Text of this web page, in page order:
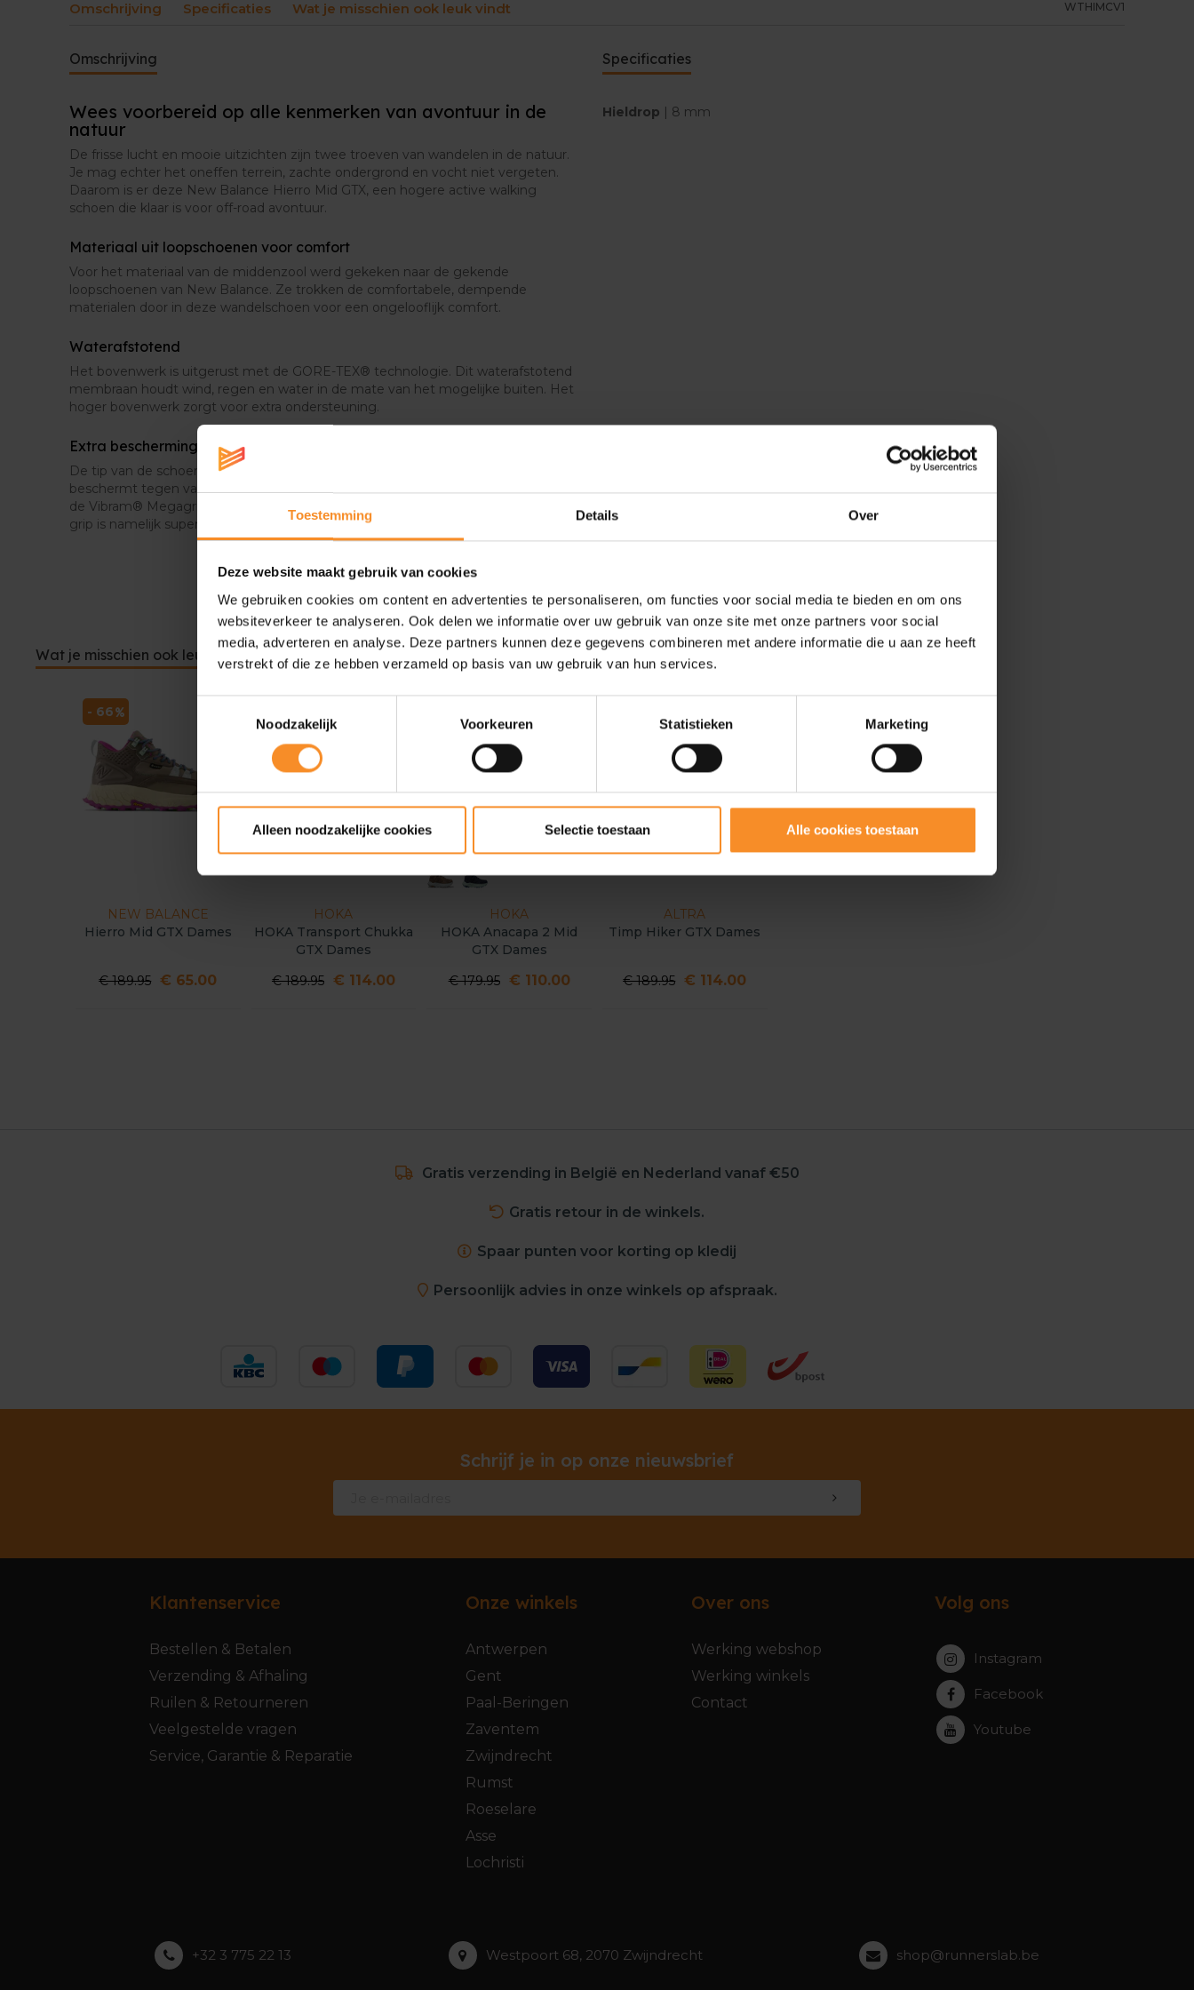
Toestemming Details Over
Deze website maakt gebruik van cookies
We gebruiken cookies om content en advertenties te personaliseren, om functies voor social media te bieden en om ons
websiteverkeer te analyseren. Ook delen we informatie over uw gebruik van onze site met onze partners voor social
media, adverteren en analyse. Deze partners kunnen deze gegevens combineren met andere informatie die u aan ze heeft
verstrekt of die ze hebben verzameld op basis van uw gebruik van hun services.
Noodzakelijk
Voorkeuren Statistieken Marketing
Alleen noodzakelijke cookies Selectie toestaan Alle cookies toestaan
Omschrijving Specificaties Wat je misschien ook leuk vindt WTHIMCV1
Omschrijving
Wees voorbereid op alle kenmerken van avontuur in de
natuur
De frisse lucht en mooie uitzichten zijn twee troeven van wandelen in de natuur.
Je mag echter het oneffen terrein, zachte ondergrond en vocht niet vergeten.
Daarom is er deze New Balance Hierro Mid GTX, een hogere active walking
schoen die klaar is voor off-road avontuur.
Materiaal uit loopschoenen voor comfort
Voor het materiaal van de middenzool werd gekeken naar de gekende
loopschoenen van New Balance. Ze trokken de comfortabele, dempende
materialen door in deze wandelschoen voor een ongelooflijk comfort.
Waterafstotend
Het bovenwerk is uitgerust met de GORE-TEX® technologie. Dit waterafstotend
membraan houdt wind, regen en water in de mate van het mogelijke buiten. Het
hoger bovenwerk zorgt voor extra ondersteuning.
Extra bescherming
De tip van de schoen beschikt over de Toe Protect technologie. Je voeten zijn zo
beschermt tegen vallende stenen of het aanlopen tegen wortels. Dankzij
de Vibram® Megagrip buitenzool voel je je ook zekerder op onverhard terrein. De
grip is namelijk superieur.
Specificaties
Hieldrop | 8 mm
Wat je misschien ook leuk vindt
NEW BALANCE
Hierro Mid GTX Dames
€ 189.95 € 65.00
- 66
HOKA
HOKA Transport Chukka
GTX Dames
€ 189.95 € 114.00
HOKA
HOKA Anacapa 2 Mid
GTX Dames
€ 179.95 € 110.00
ALTRA
Timp Hiker GTX Dames
€ 189.95 € 114.00
Gratis verzending in België en Nederland vanaf €50
Gratis retour in de winkels.
Spaar punten voor korting op kledij
Persoonlijk advies in onze winkels op afspraak.
Schrijf je in op onze nieuwsbrief
Klantenservice
Bestellen & Betalen
Verzending & Afhaling
Ruilen & Retourneren
Veelgestelde vragen
Service, Garantie & Reparatie
Onze winkels
Antwerpen
Gent
Paal-Beringen
Zaventem
Zwijndrecht
Rumst
Roeselare
Asse
Lochristi
Over ons
Werking webshop
Werking winkels
Contact
Volg ons
Instagram
Facebook
Youtube
+32 3 775 22 13 Westpoort 68, 2070 Zwijndrecht shop@runnerslab.be